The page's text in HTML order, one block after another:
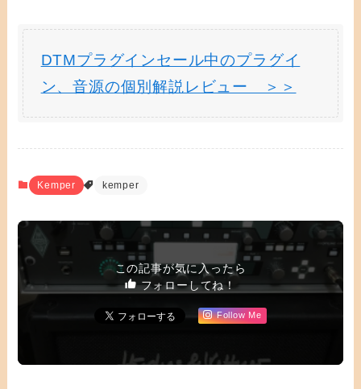
DTMプラグインセール中のプラグイ
ン、音源の個別解説レビュー ＞＞
Kemper kemper
この記事が気に入ったら
フォローしてね！
Follow Me